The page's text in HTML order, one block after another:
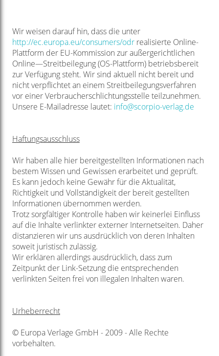
Wir weisen darauf hin, dass die unter
http://ec.europa.eu/consumers/odrrealisierte Online-
Plattform der EU-Kommission zur außergerichtlichen
Online—Streitbeilegung (OS-Plattform) betriebsbereit
zur Verfügung steht. Wir sind aktuell nicht bereit und
nicht verpflichtet an einem Streitbeilegungsverfahren
vor einer Verbraucherschlichtungsstelle teilzunehmen.
Unsere E-Mailadresse lautet: info@scorpio-verlag.de
Haftungsausschluss
Wir haben alle hier bereitgestellten Informationen nach
bestem Wissen und Gewissen erarbeitet und geprüft.
Es kann jedoch keine Gewähr für die Aktualität,
Richtigkeit und Vollständigkeit der bereit gestellten
Informationen übernommen werden.
Trotz sorgfältiger Kontrolle haben wir keinerlei Einfluss
auf die Inhalte verlinkter externer Internetseiten. Daher
distanzieren wir uns ausdrücklich von deren Inhalten
soweit juristisch zulässig.
Wir erklären allerdings ausdrücklich, dass zum
Zeitpunkt der Link-Setzung die entsprechenden
verlinkten Seiten frei von illegalen Inhalten waren.
Urheberrecht
© Europa Verlage GmbH - 2009 - Alle Rechte
vorbehalten.